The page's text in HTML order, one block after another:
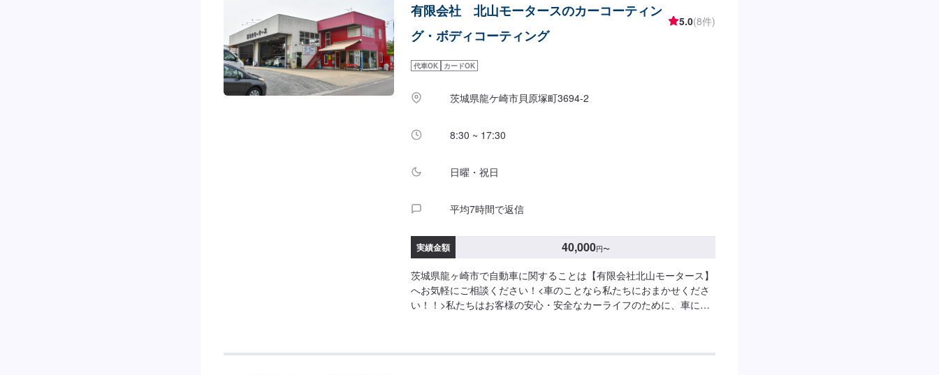
の絶対の自信。とにかく安心してお任せください。<ご希望と条件に
応じたパーソナルメニューを提案！>「技術的なクオリティの提供は
もちろん、お客様目線での最善のメニューと車輌価値をできる限り下
プライド。お客様それぞれのニーズや条件に確実に応えることにこだ
積りにご納得いただければ作業開始【4】仕上がり次第納車-----納期
期は前後する場合がございます。予めご了承ください。-----ご来店時
の注意、受付方法-----入庫の際はお気をつけてお越しください。駐車
はスタッフへ「メンテモで予約しました」とお伝えください。ご案内
業時間：8:30~17:30
有限会社 北山モータースのカーコーティン
グ・ボディコーティング
5.0(8件)
代車OK カードOK
茨城県龍ケ崎市貝原塚町3694-2
8:30 ~ 17:30
日曜・祝日
平均7時間で返信
実績金額 40,000円〜
茨城県龍ヶ崎市で自動車に関することは【有限会社北山モータース】
へお気軽にご相談ください！<車のことなら私たちにおまかせくださ
い！！>私たちはお客様の安心・安全なカーライフのために、車に関